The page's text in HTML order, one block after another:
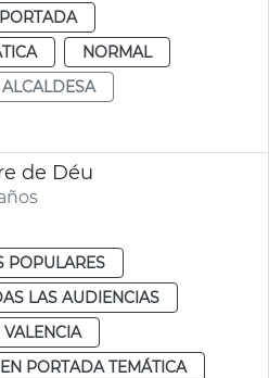
NORMAL
ALCALDESA
de Déu
POPULARES
LAS AUDIENCIAS
VALENCIA
EN PORTADA TEMÁTICA